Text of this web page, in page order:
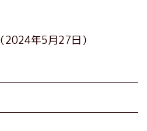
（2024年5月27日）